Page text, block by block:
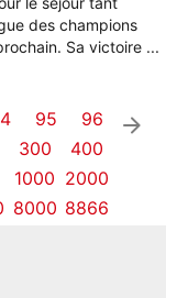
des champions
Sa victoire ...
95
96
300
400
1000 2000
8000 8866
arrow_right